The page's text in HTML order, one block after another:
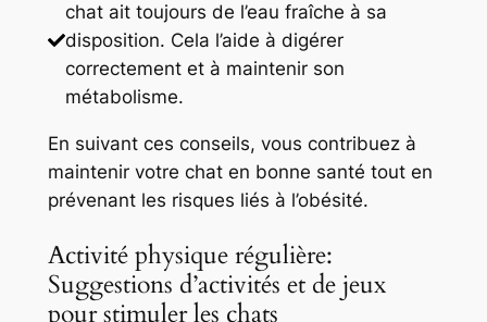
chat ait toujours de l’eau fraîche à sa
disposition. Cela l’aide à digérer
correctement et à maintenir son
métabolisme.
En suivant ces conseils, vous contribuez à
maintenir votre chat en bonne santé tout en
prévenant les risques liés à l’obésité.
Activité physique régulière:
Suggestions d’activités et de jeux
pour stimuler les chats